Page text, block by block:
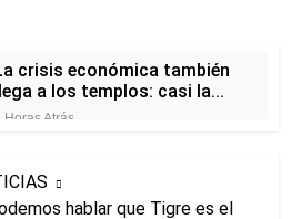
crisis económica también
a los templos: casi la
de quienes buscan
Horas Atrás
9 Horas Atrás
hablar que Tigre es el